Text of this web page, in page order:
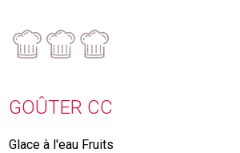
GOÛTER CC
Glace à l'eau Fruits